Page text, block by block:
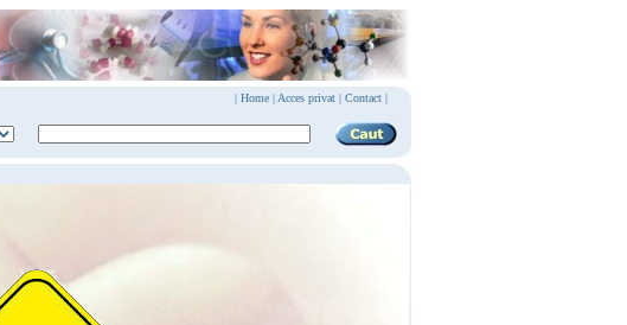
| Home | Acces privat | Contact |